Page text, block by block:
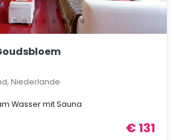
Niederlande
Wasser mit Sauna
€ 131